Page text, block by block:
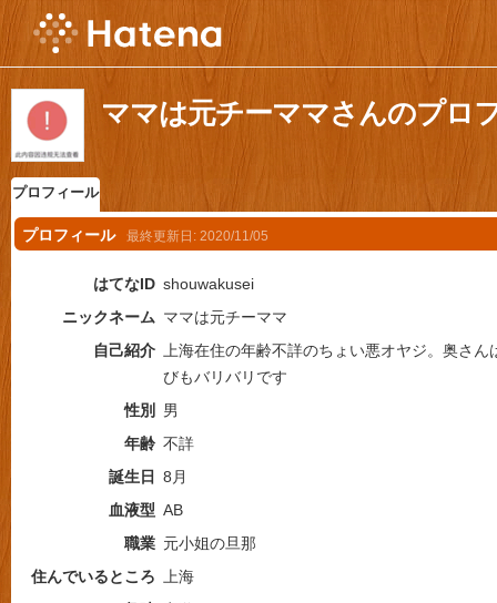
ママは元チーママさんのプロ
プロフィール
プロフィール 最終更新日: 2020/11/05
はてなID shouwakusei
ニックネーム ママは元チーママ
自己紹介 上海在住の年齢不詳のちょい悪オヤジ。奥さ
びもバリバリです
性別
男
年齢 不詳
誕生日
8月
血液型 AB
職業 元小姐の旦那
住んでいるところ 上海